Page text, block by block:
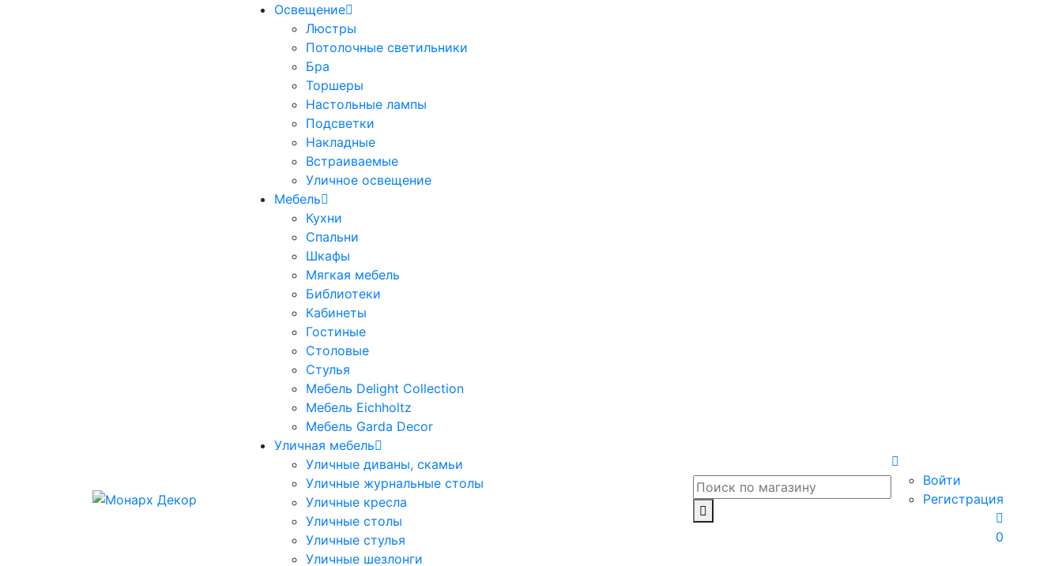
Освещение
Люстры
Потолочные светильники
Бра
Торшеры
Настольные лампы
Подсветки
Накладные
Встраиваемые
Уличное освещение
Мебель
Кухни
Спальни
Шкафы
Мягкая мебель
Библиотеки
Кабинеты
Гостиные
Столовые
Стулья
Мебель Delight Collection
Мебель Eichholtz
Мебель Garda Decor
Уличная мебель
Уличные диваны, скамьи
Уличные журнальные столы
Уличные кресла
Уличные столы
Уличные стулья
Уличные шезлонги
Войти
Регистрация
0